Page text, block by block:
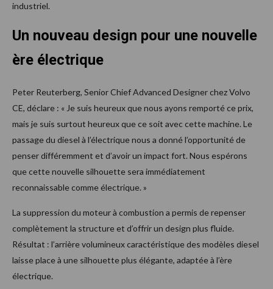
industriel.
Un nouveau design pour une nouvelle
ère électrique
Peter Reuterberg, Senior Chief Advanced Designer chez Volvo
CE, déclare : « Je suis heureux que nous ayons remporté ce prix,
mais je suis surtout heureux que ce soit avec cette machine. Le
passage du diesel à l’électrique nous a donné l’opportunité de
penser différemment et d’avoir un impact fort. Nous espérons
que cette nouvelle silhouette sera immédiatement
reconnaissable comme électrique. »
La suppression du moteur à combustion a permis de repenser
complètement la structure et d’offrir un design plus fluide.
Résultat : l’arrière volumineux caractéristique des modèles diesel
laisse place à une silhouette plus élégante, adaptée à l’ère
électrique.